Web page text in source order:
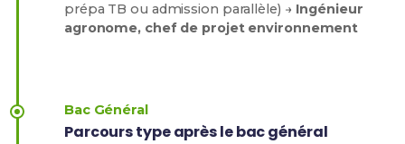
prépa TB ou admission parallèle) → Ingénieur
agronome, chef de projet environnement
Bac Général
Parcours type après le bac général